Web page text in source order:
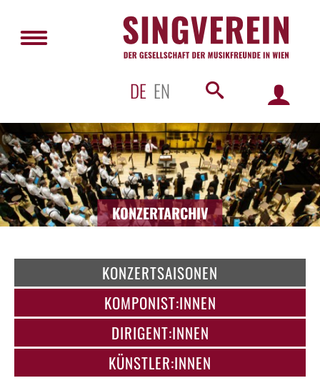
DE EN
KONZERTARCHIV
KONZERTSAISONEN
KOMPONIST:INNEN
DIRIGENT:INNEN
KÜNSTLER:INNEN